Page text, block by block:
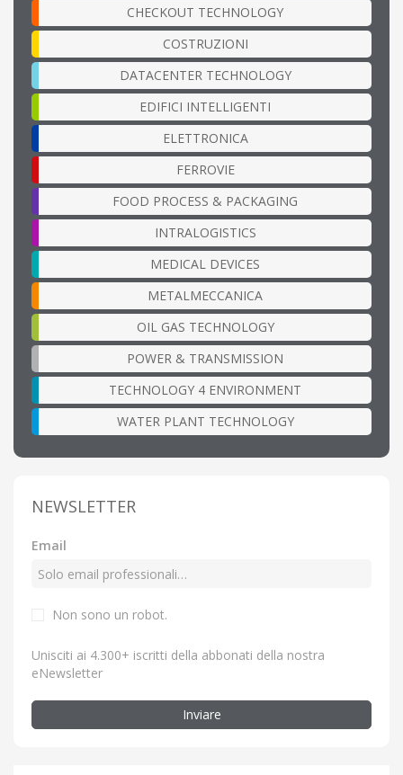
CHECKOUT TECHNOLOGY
COSTRUZIONI
DATACENTER TECHNOLOGY
EDIFICI INTELLIGENTI
ELETTRONICA
FERROVIE
FOOD PROCESS & PACKAGING
INTRALOGISTICS
MEDICAL DEVICES
METALMECCANICA
OIL GAS TECHNOLOGY
POWER & TRANSMISSION
TECHNOLOGY 4 ENVIRONMENT
WATER PLANT TECHNOLOGY
NEWSLETTER
Email
Non sono un robot.
Unisciti ai 4.300+ iscritti della abbonati della nostra
eNewsletter
Inviare